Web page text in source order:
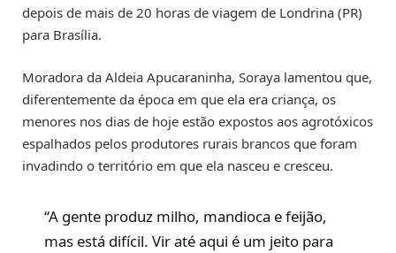
depois de mais de 20 horas de viagem de Londrina (PR)
para Brasília.
Moradora da Aldeia Apucaraninha, Soraya lamentou que,
diferentemente da época em que ela era criança, os
menores nos dias de hoje estão expostos aos agrotóxicos
espalhados pelos produtores rurais brancos que foram
invadindo o território em que ela nasceu e cresceu.
“A gente produz milho, mandioca e feijão,
mas está difícil. Vir até aqui é um jeito para